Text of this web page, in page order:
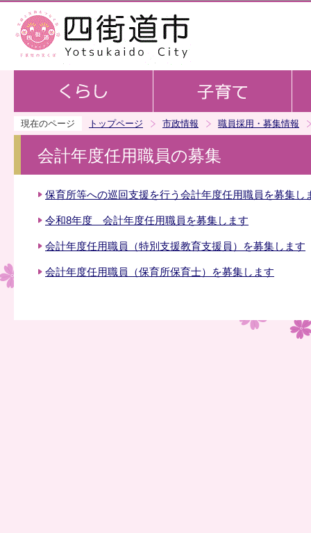
現在のページ トップページ 市政情報 職員採用・募集情報
会計年度任用職員の募集
保育所等への巡回支援を行う会計年度任用職員を募集し
令和8年度 会計年度任用職員を募集します
会計年度任用職員（特別支援教育支援員）を募集します
会計年度任用職員（保育所保育士）を募集します